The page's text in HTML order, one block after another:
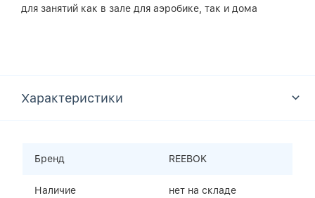
для занятий как в зале для аэробике, так и дома
Характеристики
Бренд REEBOK
Наличие нет на складе